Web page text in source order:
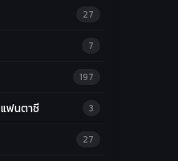
27
7
197
ฟนตาซี 3
27